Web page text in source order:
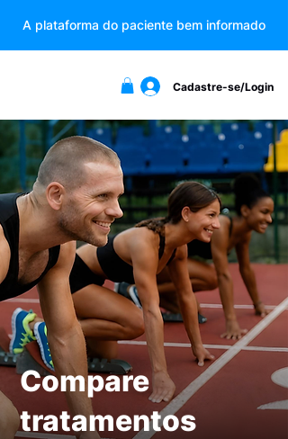
A plataforma do paciente bem informado
Cadastre-se/Login
Compare
tratamentos